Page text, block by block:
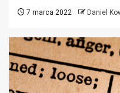
7 marca 2022 Daniel